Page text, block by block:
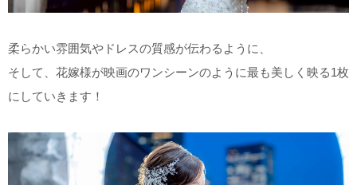
柔らかい雰囲気やドレスの質感が伝わるように、
そして、花嫁様が映画のワンシーンのように最も美しく映る1枚
にしていきます！